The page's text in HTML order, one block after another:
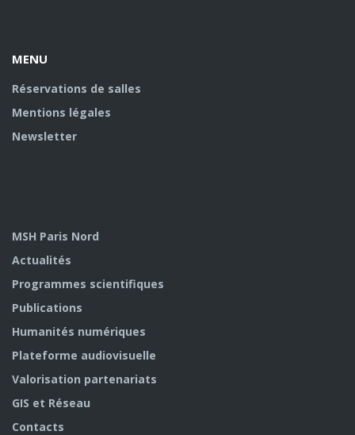
MENU
Réservations de salles
Mentions légales
Newsletter
MSH Paris Nord
Actualités
Programmes scientifiques
Publications
Humanités numériques
Plateforme audiovisuelle
Valorisation partenariats
GIS et Réseau
Contacts